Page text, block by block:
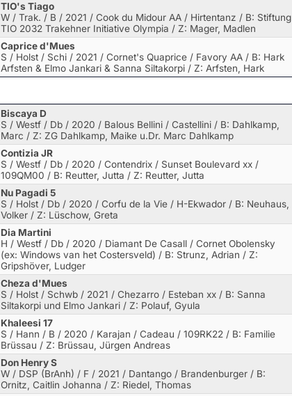
TIO's Tiago
W / Trak. / B / 2021 / Cook du Midour AA / Hirtentanz / B: Stiftung
TIO 2032 Trakehner Initiative Olympia / Z: Mager, Madlen
Caprice d'Mues
S / Holst / Schi / 2021 / Cornet's Quaprice / Favory AA/ B: Hark
Arfsten & Elmo Jankari & Sanna Siltakorpi / Z: Arfsten, Hark
Biscaya D
S / Westf / Db / 2020 / Balous Bellini / Castellini/ B: Dahlkamp,
Marc / Z: ZG Dahlkamp, Maike u.Dr. Marc Dahlkamp
Contizia JR
S / Westf / Db / 2020 / Contendrix / Sunset Boulevard xx/
109QM00 / B: Reutter, Jutta / Z: Reutter, Jutta
Nu Pagadi 5
S / Holst / Db / 2020 / Corfu de la Vie / H-Ekwador/ B: Neuhaus,
Volker / Z: Lüschow, Greta
Dia Martini
H / Westf / Db / 2020 / Diamant De Casall / Cornet Obolensky
(ex: Windows van het Costersveld) / B: Strunz, Adrian / Z:
Gripshöver, Ludger
Cheza d'Mues
S / Holst / Schwb / 2021 / Chezarro / Esteban xx/ B: Sanna
Siltakorpi und Elmo Jankari / Z: Polauf, Gyula
Khaleesi 17
S / Hann / B / 2020 / Karajan / Cadeau / 109RK22 / B: Familie
Brüssau / Z: Brüssau, Jürgen Andreas
Don Henry S
W / DSP (BrAnh) / F / 2021 / Dantango / Brandenburger/ B:
Ornitz, Caitlin Johanna / Z: Riedel, Thomas